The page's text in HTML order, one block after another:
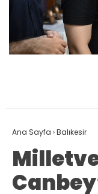
Ana Sayfa ›Balıkesir